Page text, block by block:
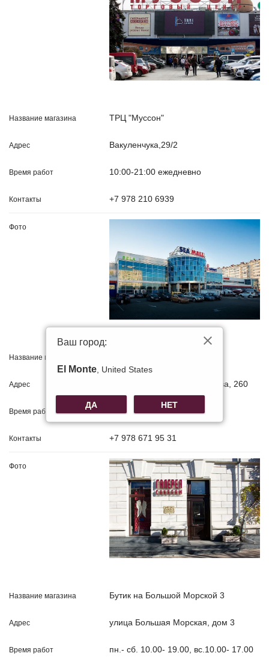
ТРЦ "Муссон"
Вакуленчука,29/2
10:00-21:00 ежедневно
+7 978 210 6939
проспект Генерала Острякова, 260
10.00 - 20.00 ежедневно
+7 978 671 95 31
Бутик на Большой Морской 3
улица Большая Морская, дом 3
пн.- сб. 10.00- 19.00, вс.10.00- 17.00
Ваш город:
El Monte , United States
ДА НЕТ